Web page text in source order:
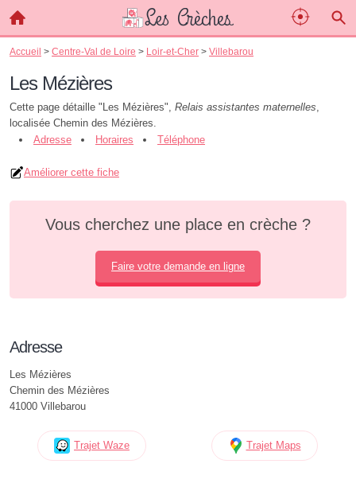
Accueil > Centre-Val de Loire > Loir-et-Cher > Villebarou
Les Mézières
Cette page détaille "Les Mézières", Relais assistantes maternelles,
localisée Chemin des Mézières.
Adresse
Horaires Téléphone
Améliorer cette fiche
Vous cherchez une place en crèche ?
Faire votre demande en ligne
Adresse
Les Mézières
Chemin des Mézières
41000 Villebarou
Trajet Waze Trajet Maps